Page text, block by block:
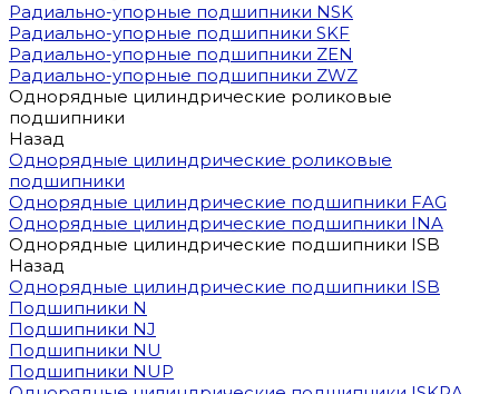
Радиально-упорные подшипники NSK
Радиально-упорные подшипники SKF
Радиально-упорные подшипники ZEN
Радиально-упорные подшипники ZWZ
Однорядные цилиндрические роликовые
подшипники
Назад
Однорядные цилиндрические роликовые
подшипники
Однорядные цилиндрические подшипники FAG
Однорядные цилиндрические подшипники INA
Однорядные цилиндрические подшипники ISB
Назад
Однорядные цилиндрические подшипники ISB
Подшипники N
Подшипники NJ
Подшипники NU
Подшипники NUP